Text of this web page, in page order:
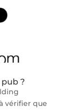
?
vérifier que